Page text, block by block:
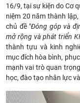
16/9, tại sự kiện do Cơ
niệm 20 năm thành
chủ đề "Đóng góp và
mở rộng và phát triển
thành tựu và kinh
mục đích hòa bình,
mạnh vai trò quan
học, đào tạo nhân lực